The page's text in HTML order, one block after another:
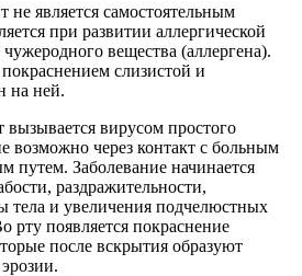
не является самостоятельным
при развитии аллергической
вещества (аллергена).
слизистой и
на ней.
вызывается вирусом простого
возможно через контакт с больным
путем. Заболевание начинается
раздражительности,
тела и увеличения подчелюстных
рту появляется покраснение
после вскрытия образуют